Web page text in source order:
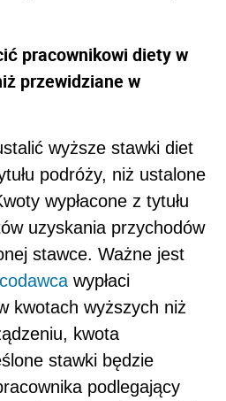
pracownikowi diety w
przewidziane w
wyższe stawki diet
podróży, niż ustalone
wypłacone z tytułu
uzyskania przychodów
stawce. Ważne jest
wypłaci
kwotach wyższych niż
kwota
stawki będzie
podlegający